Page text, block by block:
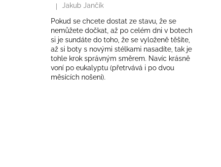
Hodnocení produktu je 5 z 5 hvězdiček.
Jakub Jančík
Pokud se chcete dostat ze stavu, že se
nemůžete dočkat, až po celém dni v botech
si je sundáte do toho, že se vyloženě těšíte,
až si boty s novými stélkami nasadíte, tak je
tohle krok správným směrem. Navíc krásně
voní po eukalyptu (přetrvává i po dvou
měsících nošení).